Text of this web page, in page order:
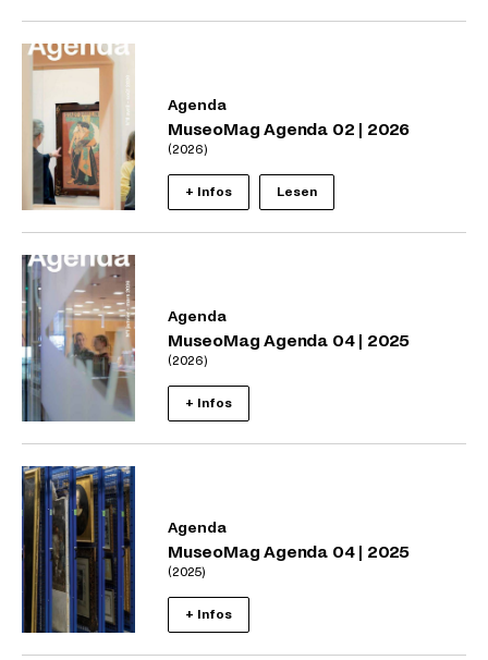
Agenda
MuseoMag Agenda 02 | 2026
(2026)
+ Infos Lesen
Agenda
MuseoMag Agenda 04 | 2025
(2026)
+ Infos
Agenda
MuseoMag Agenda 04 | 2025
(2025)
+ Infos